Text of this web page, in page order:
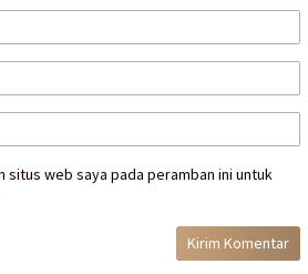
situs web saya pada peramban ini untuk